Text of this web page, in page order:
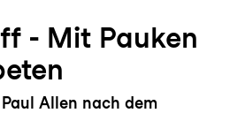
- Mit Pauken
Allen nach dem